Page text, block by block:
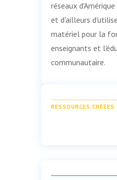
réseaux
et d'ailleurs
matériel pour la
enseignants et
communautaire.
RESSOURCES CRÉÉES